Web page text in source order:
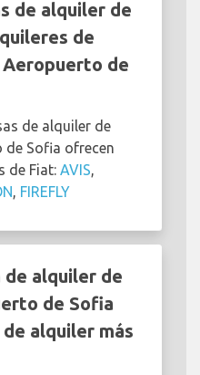
de alquiler de
de
Aeropuerto de
de alquiler de
de Sofia ofrecen
de Fiat: AVIS,
, FIREFLY
de alquiler de
de Sofia
alquiler más